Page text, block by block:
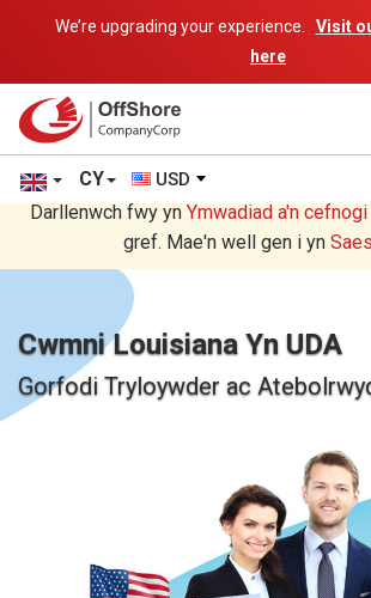
We’re upgrading your experience.
Visit
here
CY USD
Rydych chi'n darllen yn Welsh cyfieithu
Darllenwch fwy yn Ymwadiad a'n cefnogi
gref. Mae'n well gen i yn
Cwmni Louisiana Yn UDA
Gorfodi Tryloywder ac